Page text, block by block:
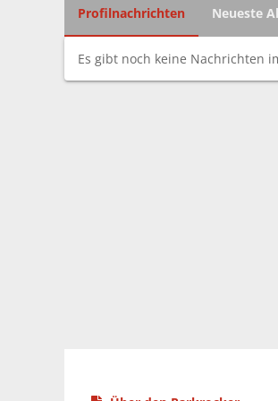
Profilnachrichten Neueste
Es gibt noch keine Nachrichten